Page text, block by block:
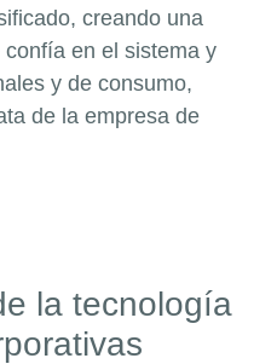
creando una
en el sistema y
y de consumo,
de la empresa de
la tecnología